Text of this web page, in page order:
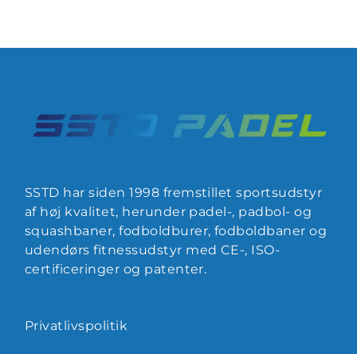
SSTD har siden 1998 fremstillet sportsudstyr
af høj kvalitet, herunder padel-, padbol- og
squashbaner, fodboldburer, fodboldbaner og
udendørs fitnessudstyr med CE-, ISO-
certificeringer og patenter.
Privatlivspolitik